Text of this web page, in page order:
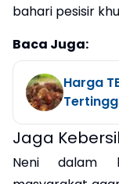
bahari pesisir
Baca Juga:
Harga
Jaga
Neni dalam